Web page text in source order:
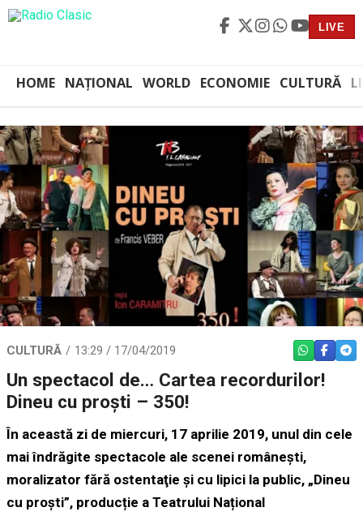
LIVE
HOME NAȚIONAL WORLD ECONOMIE CULTURĂ
CULTURĂ 13:29 / 17/04/2019 WHATSAPP
Un spectacol de… Cartea recordurilor!
Dineu cu proști – 350!
În această zi de miercuri, 17 aprilie 2019, unul din cele
mai îndrăgite spectacole ale scenei româneşti,
moralizator fără ostentaţie şi cu lipici la public, „Dineu
cu proști”, producție a Teatrului Național